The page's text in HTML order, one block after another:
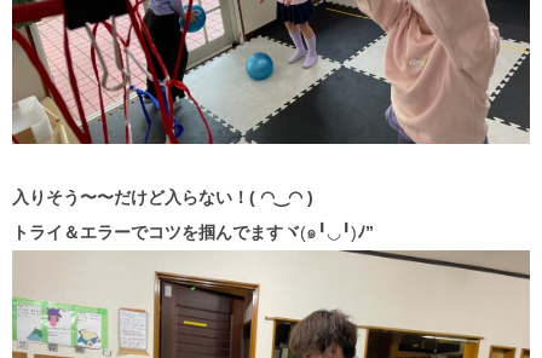
入りそう〜〜だけど入らない！( ◠‿◠ )
トライ＆エラーでコツを掴んでますヾ(๑╹◡╹)ﾉ”